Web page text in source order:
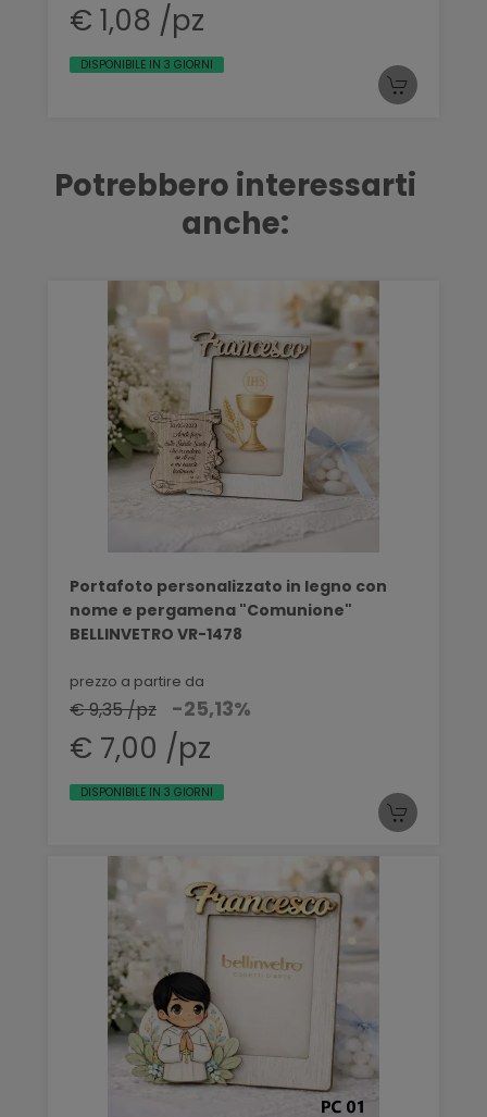
€ 1,08 /pz
DISPONIBILE IN 3 GIORNI
Potrebbero interessarti
anche:
Portafoto personalizzato in legno con
nome e pergamena "Comunione"
BELLINVETRO VR-1478
prezzo a partire da
€ 9,35 /pz -25,13%
€ 7,00 /pz
DISPONIBILE IN 3 GIORNI